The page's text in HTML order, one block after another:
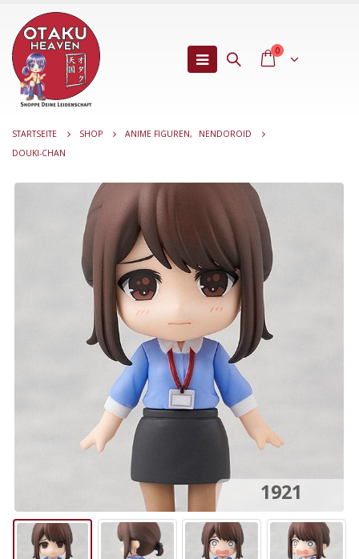
0
STARTSEITE SHOP ANIME FIGUREN,
NENDOROID
DOUKI-CHAN
1921